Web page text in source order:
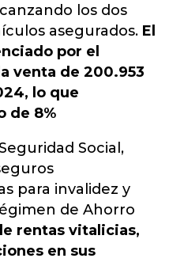
los dos
asegurados. El
por el
venta de 200.953
lo que
de 8%
Social,
para invalidez y
de Ahorro
rentas vitalicias,
en sus